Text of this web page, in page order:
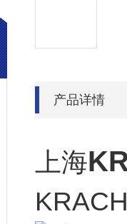
产品详情
上海